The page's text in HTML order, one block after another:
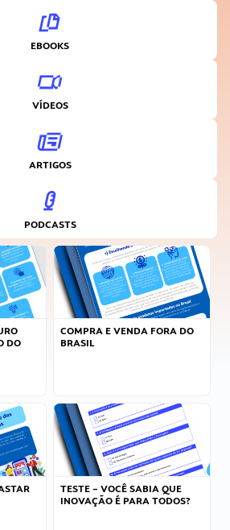
EBOOKS
VÍDEOS
ARTIGOS
PODCASTS
DO
COMPRA E VENDA FORA DO
BRASIL
TESTE – VOCÊ SABIA QUE
INOVAÇÃO É PARA TODOS?